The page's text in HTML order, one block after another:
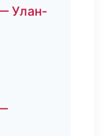
Улан-